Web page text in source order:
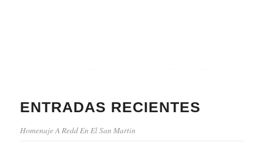
ENTRADAS RECIENTES
Homenaje A Redd En El San Martin